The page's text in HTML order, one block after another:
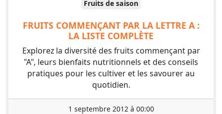
Fruits de saison
FRUITS COMMENÇANT PAR LA LETTRE A :
LA LISTE COMPLÈTE
Explorez la diversité des fruits commençant par
"A", leurs bienfaits nutritionnels et des conseils
pratiques pour les cultiver et les savourer au
quotidien.
1 septembre 2012 à 00:00